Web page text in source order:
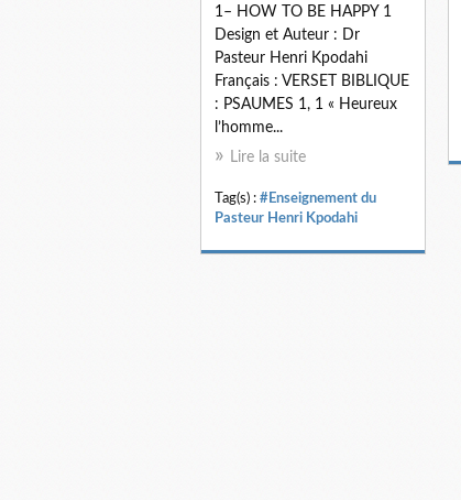
1– HOW TO BE HAPPY 1
Design et Auteur : Dr
Pasteur Henri Kpodahi
Français : VERSET BIBLIQUE
: PSAUMES 1, 1 « Heureux
l’homme...
Lire la suite
Tag(s) : #Enseignement du
Pasteur Henri Kpodahi